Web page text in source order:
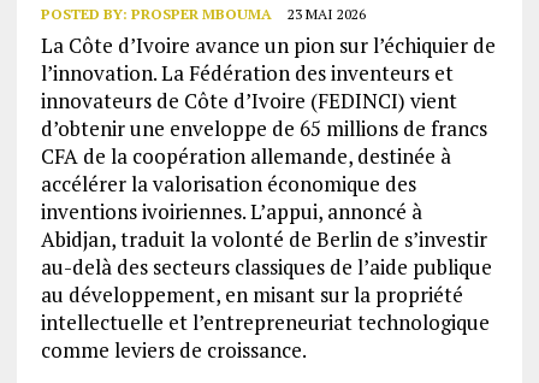
POSTED BY: PROSPER MBOUMA 23 MAI 2026
La Côte d’Ivoire avance un pion sur l’échiquier de
l’innovation. La Fédération des inventeurs et
innovateurs de Côte d’Ivoire (FEDINCI) vient
d’obtenir une enveloppe de 65 millions de francs
CFA de la coopération allemande, destinée à
accélérer la valorisation économique des
inventions ivoiriennes. L’appui, annoncé à
Abidjan, traduit la volonté de Berlin de s’investir
au-delà des secteurs classiques de l’aide publique
au développement, en misant sur la propriété
intellectuelle et l’entrepreneuriat technologique
comme leviers de croissance.